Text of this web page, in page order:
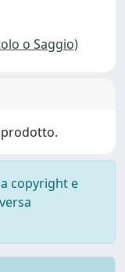
o Saggio)
prodotto.
copyright e